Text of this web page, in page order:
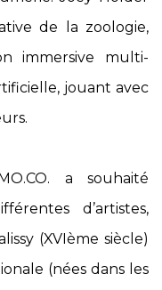
de la zoologie,
immersive multi-
jouant avec
a souhaité
d’artistes,
(XVIème siècle)
(nées dans les